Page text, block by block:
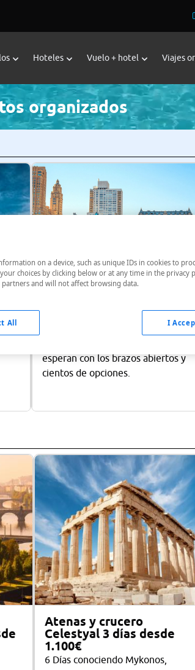
Hoteles Vuelo + hotel Viajes
organizados
esperan con los brazos abiertos y
cientos de opciones.
Atenas y crucero
Celestyal 3 días desde
1.100€
6 Días conociendo Mykonos,
on a device, such as unique IDs in cookies to
choices by clicking below or at any time in the privacy
partners and will not affect browsing data.
All I